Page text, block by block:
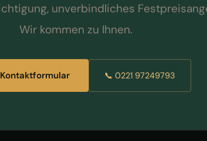
unverbindliches
Wir kommen zu Ihnen.
📞 0221 97249793